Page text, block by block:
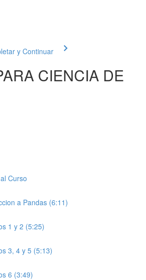
y Continuar
CIENCIA DE
Curso
a Pandas (6:11)
1 y 2 (5:25)
3, 4 y 5 (5:13)
6 (3:49)